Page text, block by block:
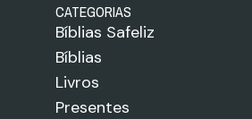
CATEGORIAS
Bíblias Safeliz
Bíblias
Livros
Presentes